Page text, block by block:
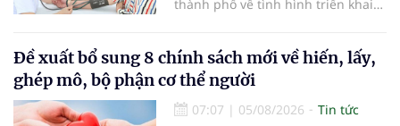
thành phố về tình hình triển khai
nhận 32.286.360 người, chiếm gần
30% dân số cả nước đã được khám
sức khỏe định kỳ năm nay.
Đề xuất bổ sung 8 chính sách mới về hiến, lấy,
ghép mô, bộ phận cơ thể người
07:07 | 05/08/2026
Tin tức